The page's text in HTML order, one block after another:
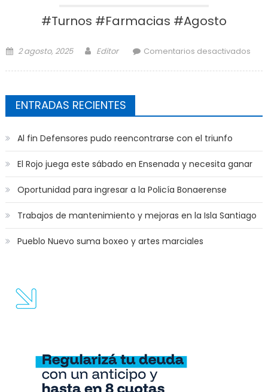
#Turnos #Farmacias #Agosto
Posted on
2 agosto, 2025 Author
Editor Comentarios desactivados
ENTRADAS RECIENTES
Al fin Defensores pudo reencontrarse con el triunfo
El Rojo juega este sábado en Ensenada y necesita ganar
Oportunidad para ingresar a la Policía Bonaerense
Trabajos de mantenimiento y mejoras en la Isla Santiago
Pueblo Nuevo suma boxeo y artes marciales